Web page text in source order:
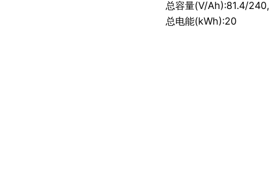
总容量(V/Ah):81.4/240,
总电能(kWh):20